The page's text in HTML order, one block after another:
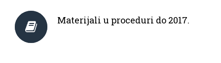
Materijali u proceduri do 2017.